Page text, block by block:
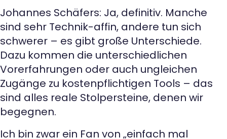
Johannes Schäfers: Ja, definitiv. Manche
sind sehr Technik-affin, andere tun sich
schwerer – es gibt große Unterschiede.
Dazu kommen die unterschiedlichen
Vorerfahrungen oder auch ungleichen
Zugänge zu kostenpflichtigen Tools – das
sind alles reale Stolpersteine, denen wir
begegnen.
Ich bin zwar ein Fan von „einfach mal